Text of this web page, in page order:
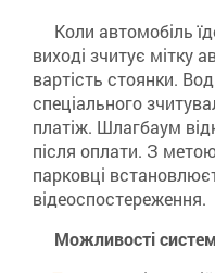
Коли автомобіль
виході зчитує мітку
вартість стоянки.
спеціального
платіж. Шлагбаум
після оплати. З
парковці
відеоспостереження.
Можливості